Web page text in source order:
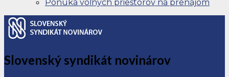
Ponuka voľných priestorov na prenájom
Slovenský syndikát novinárov